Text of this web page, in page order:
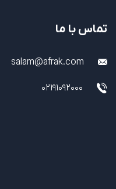
تماس با ما
salam@afrak.com
02191092000